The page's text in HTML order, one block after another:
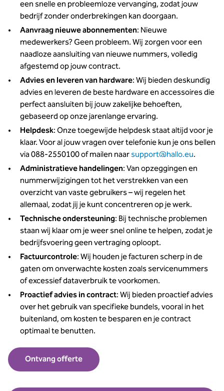
een snelle en probleemloze vervanging, zodat jouw
bedrijf zonder onderbrekingen kan doorgaan.
Aanvraag nieuwe abonnementen: Nieuwe
medewerkers? Geen probleem. Wij zorgen voor een
naadloze aansluiting van nieuwe nummers, volledig
afgestemd op jouw contract.
Advies en leveren van hardware: Wij bieden deskundig
advies en leveren de beste hardware en accessoires die
perfect aansluiten bij jouw zakelijke behoeften,
gebaseerd op onze jarenlange ervaring.
Helpdesk: Onze toegewijde helpdesk staat altijd voor je
klaar. Voor al jouw vragen over telefonie kun je ons bellen
via 088-2550100 of mailen naarsupport@hallo.eu.
Administratieve handelingen: Van opzeggingen en
nummerwijzigingen tot het verstrekken van een
overzicht van vaste gebruikers – wij regelen het
allemaal, zodat jij je kunt concentreren op je werk.
Technische ondersteuning: Bij technische problemen
staan wij klaar om je weer snel online te helpen, zodat je
bedrijfsvoering geen vertraging oploopt.
Factuurcontrole: Wij houden je facturen scherp in de
gaten om onverwachte kosten zoals servicenummers
of excessief dataverbruik te voorkomen.
Proactief advies in contract: Wij bieden proactief advies
over het gebruik van specifieke bundels, vooral in het
buitenland, om kosten te besparen en je contract
optimaal te benutten.
Ontvang offerte